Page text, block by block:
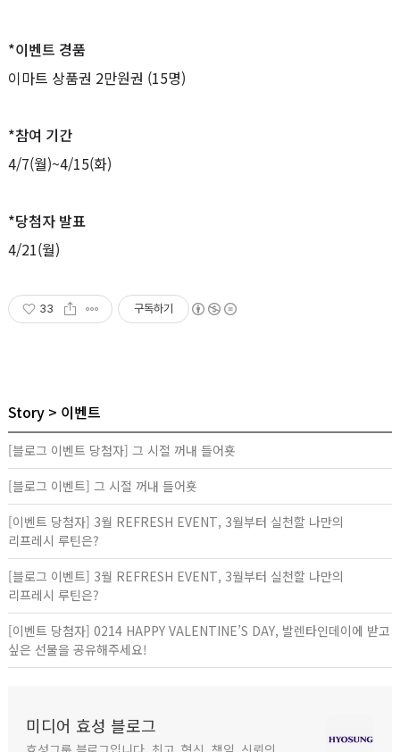
*이벤트 경품
이마트 상품권 2만원권 (15명)
*참여 기간
4/7(월)~4/15(화)
*당첨자 발표
4/21(월)
33 구독하기
Story 이벤트
[블로그 이벤트 당첨자] 그 시절 꺼내 들어횻
[블로그 이벤트] 그 시절 꺼내 들어횻
[이벤트 당첨자] 3월 REFRESH EVENT, 3월부터 실천할 나만의
리프레시 루틴은?
[블로그 이벤트] 3월 REFRESH EVENT, 3월부터 실천할 나만의
리프레시 루틴은?
[이벤트 당첨자] 0214 HAPPY VALENTINE’S DAY, 발렌타인데이에 받고
싶은 선물을 공유해주세요!
미디어 효성 블로그